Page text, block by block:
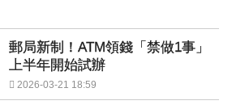
郵局新制！ATM領錢「禁做1事」
上半年開始試辦
2026-03-21 18:59